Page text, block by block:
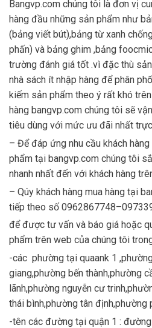
là:
870.000₫.
tại
là:
Bangvp.com chúng tôi là đơn vị
hàng đầu những sản phẩm như
(bảng viết bút),bảng từ xanh
phấn) và bảng ghim ,bảng
trường đánh giá tốt .vì đặc thù
nhà sách ít nhập hàng để phân
kiếm sản phẩm theo ý rất khó
hàng bangvp.com chúng tôi sẽ
tiêu dùng với mức ưu đãi nhất
– Để đáp ứng nhu cầu khách
phẩm tại bangvp.com chúng tôi
nhanh nhất đến với khách hàng
– Qúy khách hàng mua hàng tại
tiếp theo số
để được tư vấn và báo giá hoặc
phẩm trên web của chúng tôi
-các phường tại quaank 1
giang,phường bến thành,phường
lãnh,phường nguyễn cư
thái bình,phường tân định,phường
-tên các đường tại quận 1 :